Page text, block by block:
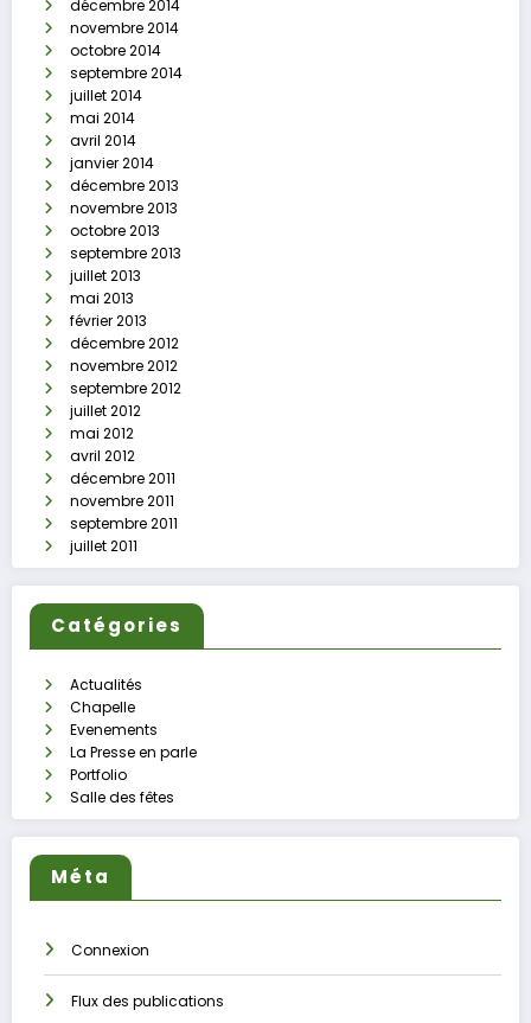
décembre 2014
novembre 2014
octobre 2014
septembre 2014
juillet 2014
mai 2014
avril 2014
janvier 2014
décembre 2013
novembre 2013
octobre 2013
septembre 2013
juillet 2013
mai 2013
février 2013
décembre 2012
novembre 2012
septembre 2012
juillet 2012
mai 2012
avril 2012
décembre 2011
novembre 2011
septembre 2011
juillet 2011
Catégories
Actualités
Chapelle
Evenements
La Presse en parle
Portfolio
Salle des fêtes
Méta
Connexion
Flux des publications